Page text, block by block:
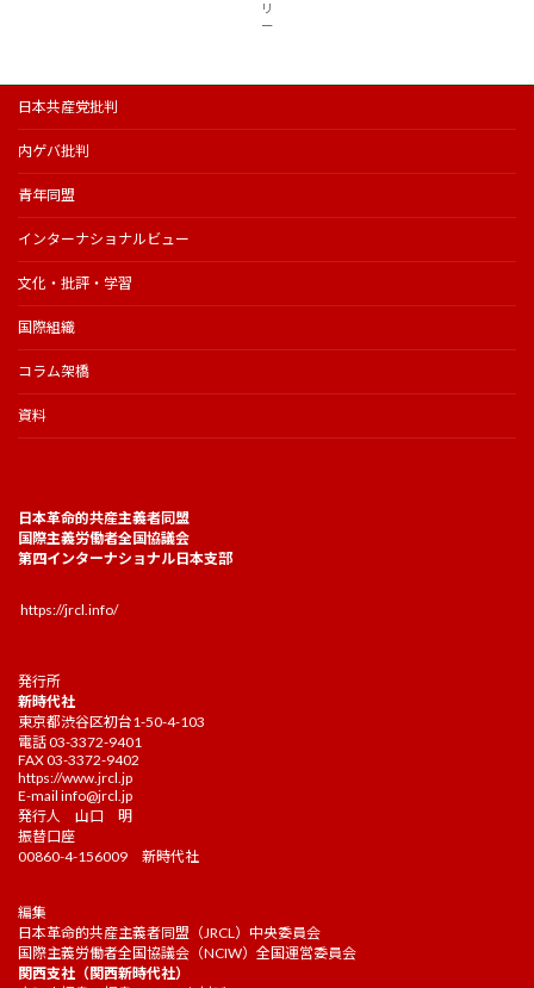
リ
ー
日本共産党批判
内ゲバ批判
青年同盟
インターナショナルビュー
文化・批評・学習
国際組織
コラム架橋
資料
日本革命的共産主義者同盟
国際主義労働者全国協議会
第四インターナショナル日本支部
https://jrcl.info/
発行所
新時代社
東京都渋谷区初台1-50-4-103
電話 03-3372-9401
FAX 03-3372-9402
https://www.jrcl.jp
E-mail info@jrcl.jp
発行人 山口 明
振替口座
00860-4-156009 新時代社
編集
日本革命的共産主義者同盟（JRCL）中央委員会
国際主義労働者全国協議会（NCIW）全国運営委員会
関西支社（関西新時代社）